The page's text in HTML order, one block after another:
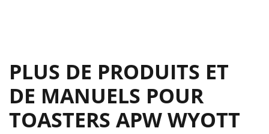
PLUS DE PRODUITS ET
DE MANUELS POUR
TOASTERS APW WYOTT